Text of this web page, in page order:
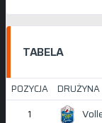
TABELA
POZYCJA
DRUŻYNA
1